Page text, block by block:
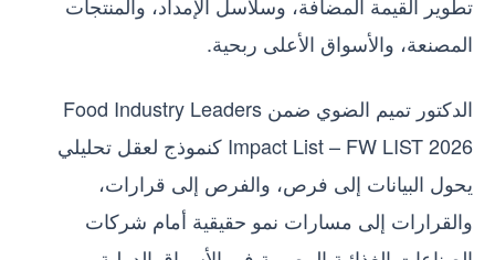
المصنعة، والأسواق الأعلى ربحية.
الدكتور تميم الضوي ضمن Food Industry Leaders
Impact List – FW LIST 2026 كنموذج لعقل تحليلي
يحول البيانات إلى فرص، والفرص إلى قرارات،
والقرارات إلى مسارات نمو حقيقية أمام شركات